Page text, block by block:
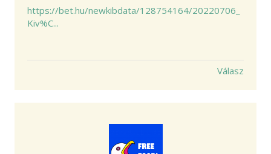
https://bet.hu/newkibdata/128754164/20220706_
Kiv%C...
Válasz